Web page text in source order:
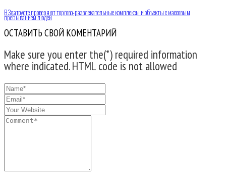
В Златоусте проверяют торгово-развлекательные комплексы и объекты с массовым
пребыванием людей
ОСТАВИТЬ СВОЙ КОМЕНТАРИЙ
Make sure you enter the(*) required information
where indicated. HTML code is not allowed